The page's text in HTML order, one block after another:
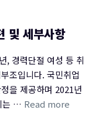
및 세부사항
, 경력단절 여성 등 취
조입니다. 국민취업
을 제공하며 2021년
는 … Read more